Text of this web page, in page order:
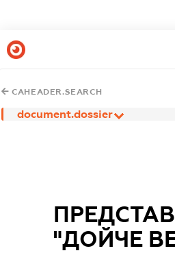
CAHEADER.SEARCH
document.dossier
"ДОЙЧЕ